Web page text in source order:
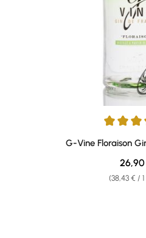
Durchschnittliche
G-Vine Floraison
(38,43 € /